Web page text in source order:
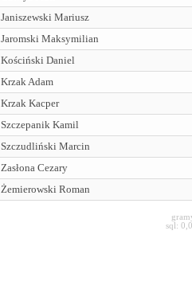
Janiszewski Mariusz
Jaromski Maksymilian
Kościński Daniel
Krzak Adam
Krzak Kacper
Szczepanik Kamil
Szczudliński Marcin
Zasłona Cezary
Żemierowski Roman
sql: